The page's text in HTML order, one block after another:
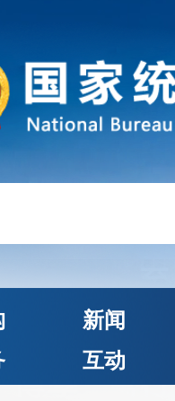
新闻
互动